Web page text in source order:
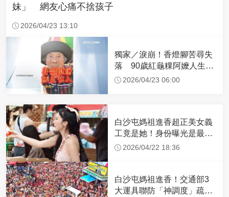
妹」 網友心痛不捨孩子
2026/04/23 13:10
獨家／淚崩！香燈腳苦尋失
落 90歲紅龜粿阿嬤人生謝
幕2026/04/23 06:00
白沙屯媽祖進香超正美女義
工竟是她！身份曝光是最美
禮生 一輩子不結婚
2026/04/22 18:36
白沙屯媽祖進香！交通部3
大運具聯防「神調度」疏運